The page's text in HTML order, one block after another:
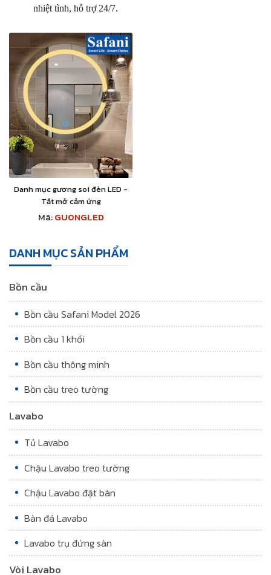
nhiệt tình, hỗ trợ 24/7.
Danh mục gương soi đèn LED -
Tắt mở cảm ứng
Mã:GUONGLED
DANH MỤC SẢN PHẨM
Bồn cầu
Bồn cầu Safani Model 2026
Bồn cầu 1 khối
Bồn cầu thông minh
Bồn cầu treo tường
Lavabo
Tủ Lavabo
Chậu Lavabo treo tường
Chậu Lavabo đặt bàn
Bàn đá Lavabo
Lavabo trụ đứng sàn
Vòi Lavabo